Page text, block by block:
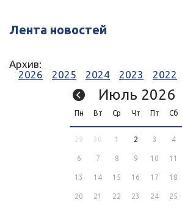
Лента новостей
Архив:
2026
2025 2024 2023 2022
Июль 2026
Пн Вт Ср Чт Пт Сб
29 30 1 2 3 4
6 7 8 9 10 11
13 14 15 16 17 18
20 21 22 23 24 25